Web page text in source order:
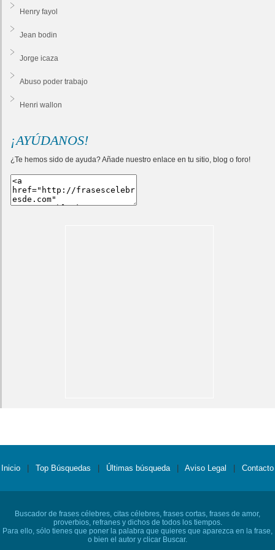
Henry fayol
Jean bodin
Jorge icaza
Abuso poder trabajo
Henri wallon
¡AYÚDANOS!
¿Te hemos sido de ayuda? Añade nuestro enlace en tu sitio, blog o foro!
Inicio Top Búsquedas Últimas búsqueda Aviso Legal Contacto
Buscador de frases célebres, citas célebres, frases cortas, frases de amor,
proverbios, refranes y dichos de todos los tiempos.
Para ello, sólo tienes que poner la palabra que quieres que aparezca en la frase,
o bien el autor y clicar Buscar.